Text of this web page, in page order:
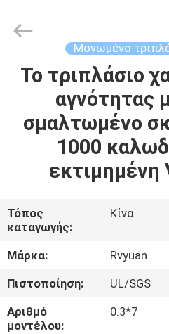
ΣΠΊΤΙ
ΠΡΟΪΌΝΤΑ
ΒΊΝΤΕΟ
ΠΕΡΊΠΟΥ
ΕΜΕΊΣ
ΓΎΡΟΣ
ΕΡΓΟΣΤΑΣΊΩΝ
Material
Co,.Ltd.
Reserved.
Μονωμένο
Το τριπλάσιο
αγνότητας
σμαλτωμένο
1000
εκτιμημένη
Τόπος
καταγωγής:
Κίνα
Μάρκα:
Rvyuan
Πιστοποίηση:
UL/SGS
Αριθμό
μοντέλου:
0.3*7